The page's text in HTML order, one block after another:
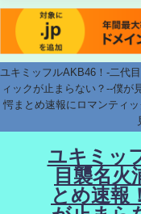
ユキミッフルAKB46！-二代
ィックが止まらない？--僕が
愕まとめ速報にロマンティ
ユキミッ
目襲名火
とめ速報